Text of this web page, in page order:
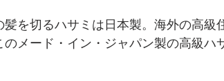
を切るハサミは日本製。海外の高級
メード・イン・ジャパン製の高級ハ